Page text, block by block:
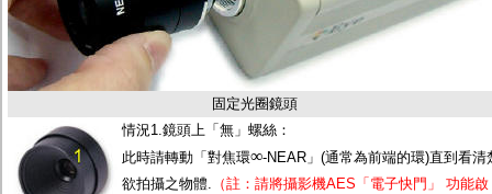
線頭.插座.延長線.HDMI線
集線盒.防水盒.配線盒
變壓器.避雷器
轉接頭
偽裝嚇阻假監視器. 警示防盜貼紙
行車紀錄器.車用插座配件
電腦工業機殼
客訂商品
固定光圈鏡頭
情況1.鏡頭上「無」螺絲：
此時請轉動「對焦環∞-NEAR」(通常為前端的環)直到看清
欲拍攝之物體. （註：請將攝影機AES「電子快門」 功能啟